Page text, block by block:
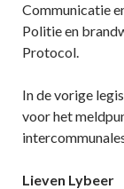
Communicatie
Politie en
Protocol.
In de vorige
voor het
Lieven Lybeer